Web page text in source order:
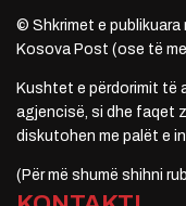
© Shkrimet e publikuara
Kosova Post (ose të
Kushtet e përdorimit të
agjencisë, si dhe faqet
diskutohen me palët e
(Për më shumë shihni